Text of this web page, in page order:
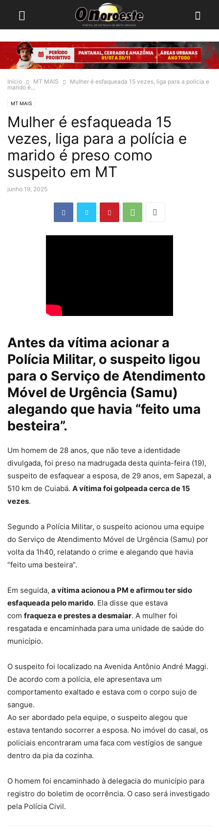
Início MT MAIS
Mulher é esfaqueada 15 vezes, liga para a polícia e
marido é...
MT MAIS
Mulher é esfaqueada 15
vezes, liga para a polícia e
marido é preso como
suspeito em MT
junho 19, 2025
Antes da vítima acionar a
Polícia Militar, o suspeito ligou
para o Serviço de Atendimento
Móvel de Urgência (Samu)
alegando que havia “feito uma
besteira”.
Um homem de 28 anos, que não teve a identidade
divulgada, foi preso na madrugada desta quinta-feira (19),
suspeito de esfaquear a esposa, de 29 anos, em Sapezal, a
510 km de Cuiabá. A vítima foi golpeada cerca de 15
vezes.
Segundo a Polícia Militar, o suspeito acionou uma equipe
do Serviço de Atendimento Móvel de Urgência (Samu) por
volta da 1h40, relatando o crime e alegando que havia
“feito uma besteira”.
Em seguida, a vítima acionou a PM e afirmou ter sido
esfaqueada pelo marido. Ela disse que estava
com fraqueza e prestes a desmaiar. A mulher foi
resgatada e encaminhada para uma unidade de saúde do
município.
O suspeito foi localizado na Avenida Antônio André Maggi.
De acordo com a polícia, ele apresentava um
comportamento exaltado e estava com o corpo sujo de
sangue.
Ao ser abordado pela equipe, o suspeito alegou que
estava tentando socorrer a esposa. No imóvel do casal, os
policiais encontraram uma faca com vestígios de sangue
dentro da pia da cozinha.
O homem foi encaminhado à delegacia do município para
registro do boletim de ocorrência. O caso será investigado
pela Polícia Civil.